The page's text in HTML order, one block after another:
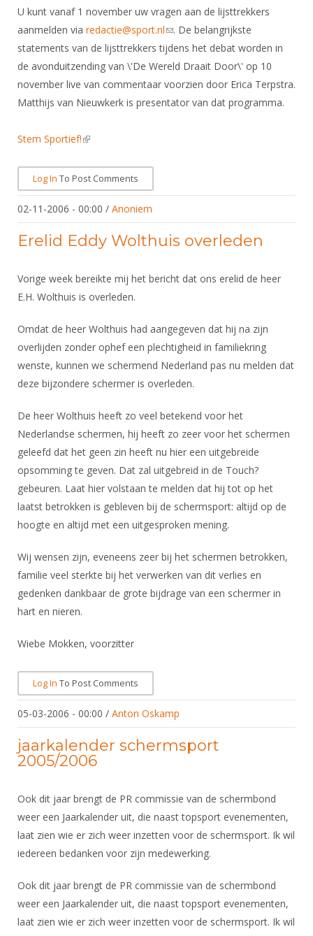
U kunt vanaf 1 november uw vragen aan de lijsttrekkers
aanmelden via redactie@sport.nl(link sends e-mail)
. De belangrijkste
statements van de lijsttrekkers tijdens het debat worden in
de avonduitzending van \'De Wereld Draait Door\' op 10
november live van commentaar voorzien door Erica Terpstra.
Matthijs van Nieuwkerk is presentator van dat programma.
Stem Sportief!(link is external)
Log In To Post Comments
02-11-2006 - 00:00 / Anoniem
Erelid Eddy Wolthuis overleden
Vorige week bereikte mij het bericht dat ons erelid de heer
E.H. Wolthuis is overleden.
Omdat de heer Wolthuis had aangegeven dat hij na zijn
overlijden zonder ophef een plechtigheid in familiekring
wenste, kunnen we schermend Nederland pas nu melden dat
deze bijzondere schermer is overleden.
De heer Wolthuis heeft zo veel betekend voor het
Nederlandse schermen, hij heeft zo zeer voor het schermen
geleefd dat het geen zin heeft nu hier een uitgebreide
opsomming te geven. Dat zal uitgebreid in de Touch?
gebeuren. Laat hier volstaan te melden dat hij tot op het
laatst betrokken is gebleven bij de schermsport: altijd op de
hoogte en altijd met een uitgesproken mening.
Wij wensen zijn, eveneens zeer bij het schermen betrokken,
familie veel sterkte bij het verwerken van dit verlies en
gedenken dankbaar de grote bijdrage van een schermer in
hart en nieren.
Wiebe Mokken, voorzitter
Log In To Post Comments
05-03-2006 - 00:00 / Anton Oskamp
jaarkalender schermsport
2005/2006
Ook dit jaar brengt de PR commissie van de schermbond
weer een Jaarkalender uit, die naast topsport evenementen,
laat zien wie er zich weer inzetten voor de schermsport. Ik wil
iedereen bedanken voor zijn medewerking.
Ook dit jaar brengt de PR commissie van de schermbond
weer een Jaarkalender uit, die naast topsport evenementen,
laat zien wie er zich weer inzetten voor de schermsport. Ik wil